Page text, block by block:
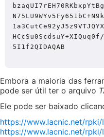
5I1f2QIDAQAB
Embora a maioria das
pode ser útil ter o arquivo
Ele pode ser baixado
https://www.lacnic.net/rpki/
https://www.lacnic.net/rpki/